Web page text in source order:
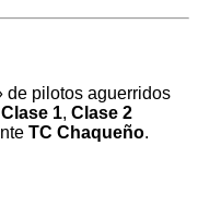
de pilotos aguerridos
Clase 1, Clase 2
TC Chaqueño.